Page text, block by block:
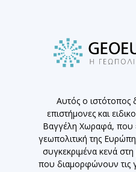
Αυτός ο ιστότοπος
επιστήμονες και
Βαγγέλη Χωραφά, που
γεωπολιτική της
συγκεκριμένα κενά
που διαμορφώνουν τις